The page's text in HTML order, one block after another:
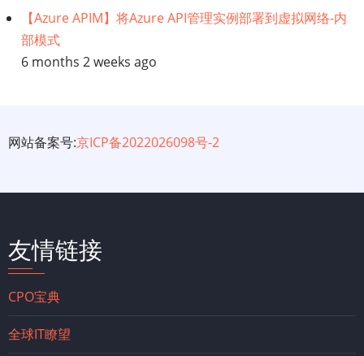
【Azure APIM】将Azure API管理实例部署到虚拟网络-内
部模式
6 months 2 weeks ago
网站备案号:京ICP备2022026098号-2
友情链接
CPO宝典
全球IT瞭望